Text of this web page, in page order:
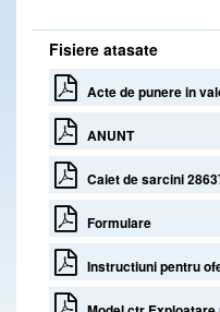
Fisiere atasate
Acte de punere in
ANUNT
Caiet de sarcini
Formulare
Instructiuni pentru